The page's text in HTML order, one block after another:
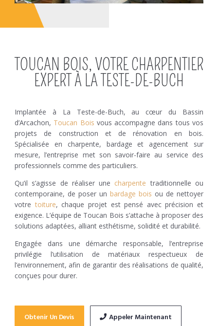
TOUCAN BOIS, VOTRE CHARPENTIER
EXPERT À LA TESTE-DE-BUCH
Implantée à La Teste-de-Buch, au cœur du Bassin
d’Arcachon, Toucan Bois vous accompagne dans tous vos
projets de construction et de rénovation en bois.
Spécialisée en charpente, bardage et agencement sur
mesure, l’entreprise met son savoir-faire au service des
professionnels comme des particuliers.
Qu’il s’agisse de réaliser une charpente traditionnelle ou
contemporaine, de poser un bardage bois ou de nettoyer
votretoiture, chaque projet est pensé avec précision et
exigence. L’équipe de Toucan Bois s’attache à proposer des
solutions adaptées, alliant esthétisme, solidité et durabilité.
Engagée dans une démarche responsable, l’entreprise
privilégie l’utilisation de matériaux respectueux de
l’environnement, afin de garantir des réalisations de qualité,
conçues pour durer.
Obtenir Un Devis Appeler Maintenant